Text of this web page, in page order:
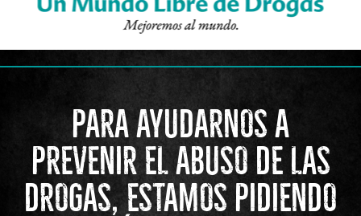
PARA AYUDARNOS A
PREVENIR EL ABUSO DE LAS
DROGAS, ESTAMOS PIDIENDO